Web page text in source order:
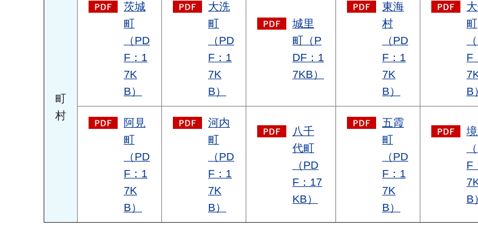
町
村
茨城
町
（PD
F：1
7K
B）
大洗
町
（PD
F：1
7K
B）
城里
町（P
DF：1
7KB）
東海
村
（PD
F：1
7K
B）
町
F
B）
阿見
町
（PD
F：1
7K
B）
河内
町
（PD
F：1
7K
B）
八千
代町
（PD
F：17
KB）
五霞
町
（PD
F：1
7K
B）
境
F
B）